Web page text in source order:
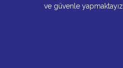
ve güvenle yapmaktayız.